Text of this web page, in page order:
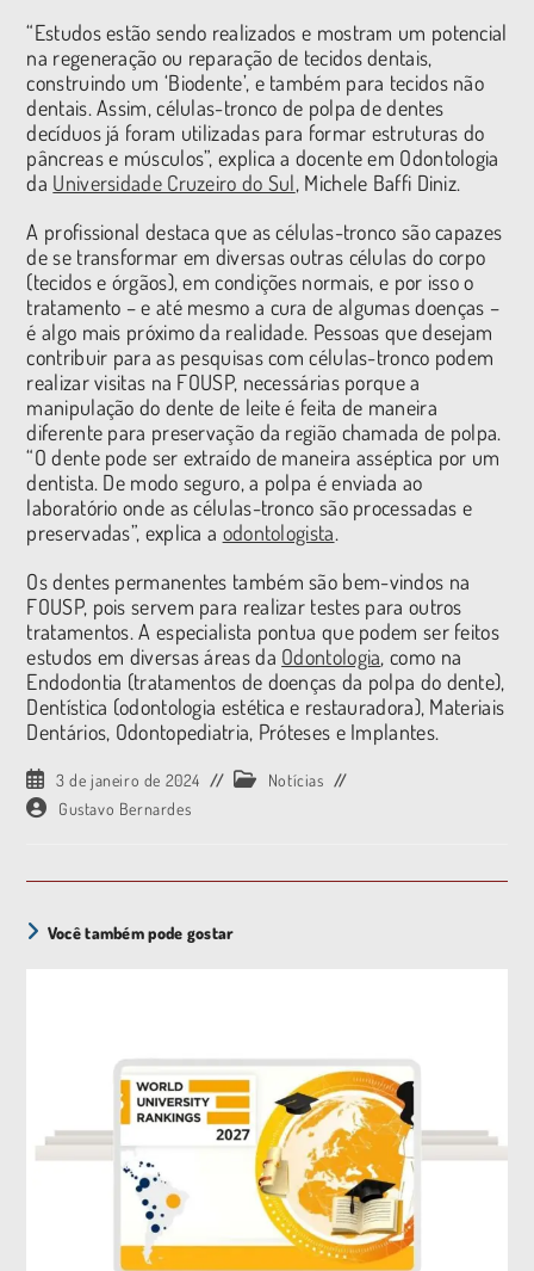
“Estudos estão sendo realizados e mostram um potencial
na regeneração ou reparação de tecidos dentais,
construindo um ‘Biodente’, e também para tecidos não
dentais. Assim, células-tronco de polpa de dentes
decíduos já foram utilizadas para formar estruturas do
pâncreas e músculos”, explica a docente em Odontologia
da Universidade Cruzeiro do Sul, Michele Baffi Diniz.
A profissional destaca que as células-tronco são capazes
de se transformar em diversas outras células do corpo
(tecidos e órgãos), em condições normais, e por isso o
tratamento – e até mesmo a cura de algumas doenças –
é algo mais próximo da realidade. Pessoas que desejam
contribuir para as pesquisas com células-tronco podem
realizar visitas na FOUSP, necessárias porque a
manipulação do dente de leite é feita de maneira
diferente para preservação da região chamada de polpa.
“O dente pode ser extraído de maneira asséptica por um
dentista. De modo seguro, a polpa é enviada ao
laboratório onde as células-tronco são processadas e
preservadas”, explica a odontologista.
Os dentes permanentes também são bem-vindos na
FOUSP, pois servem para realizar testes para outros
tratamentos. A especialista pontua que podem ser feitos
estudos em diversas áreas da Odontologia, como na
Endodontia (tratamentos de doenças da polpa do dente),
Dentística (odontologia estética e restauradora), Materiais
Dentários, Odontopediatria, Próteses e Implantes.
3 de janeiro de 2024
Notícias
Gustavo Bernardes
Você também pode gostar